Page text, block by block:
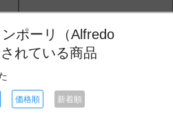
ンポーリ（Alfredo
れている商品
価格順 新着順